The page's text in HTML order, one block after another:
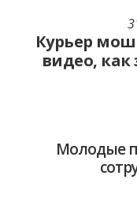
Курьер
видео,
Молодые